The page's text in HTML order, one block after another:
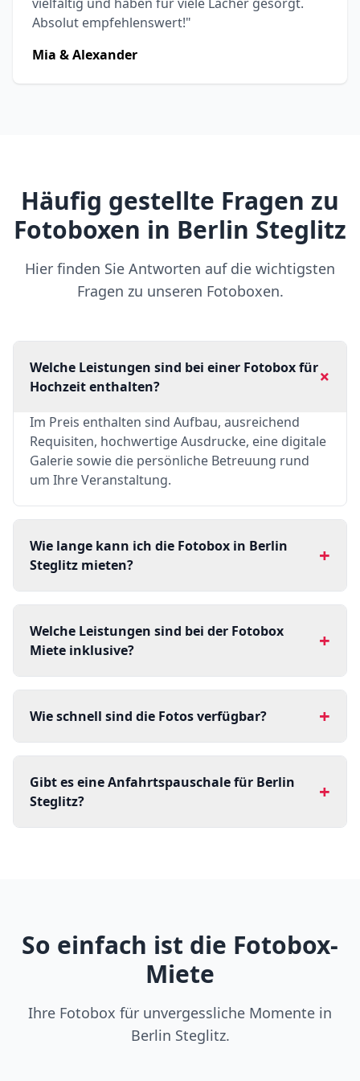
Absolut empfehlenswert!"
Mia & Alexander
Häufig gestellte Fragen zu
Fotoboxen in Berlin Steglitz
Hier finden Sie Antworten auf die wichtigsten
Fragen zu unseren Fotoboxen.
Welche Leistungen sind bei einer Fotobox für
Hochzeit enthalten?
+
Im Preis enthalten sind Aufbau, ausreichend
Requisiten, hochwertige Ausdrucke, eine digitale
Galerie sowie die persönliche Betreuung rund
um Ihre Veranstaltung.
Wie lange kann ich die Fotobox in Berlin
Steglitz mieten?
+
Welche Leistungen sind bei der Fotobox
Miete inklusive?
+
Wie schnell sind die Fotos verfügbar? +
Gibt es eine Anfahrtspauschale für Berlin
Steglitz?
+
So einfach ist die Fotobox-
Miete
Ihre Fotobox für unvergessliche Momente in
Berlin Steglitz.